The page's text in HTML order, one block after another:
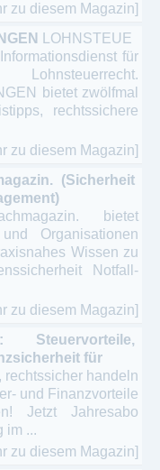
zu diesem Magazin]
LOHNSTEUE
für
bietet zwölfmal
rechtssichere
zu diesem Magazin]
(Sicherheit
bietet
Organisationen
Wissen zu
Notfall-
zu diesem Magazin]
Steuervorteile,
für
rechtssicher handeln
und Finanzvorteile
Jetzt Jahresabo
im ...
zu diesem Magazin]